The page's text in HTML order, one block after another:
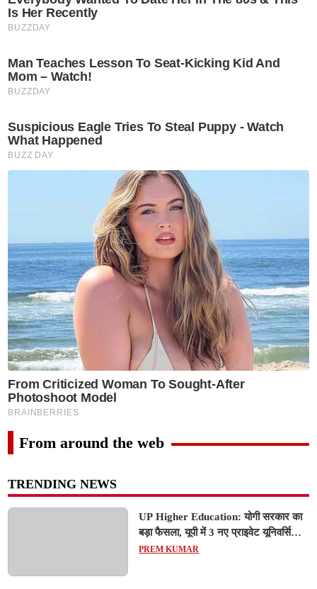
From around the web
TRENDING NEWS
UP Higher Education: योगी सरकार का
बड़ा फैसला, यूपी में 3 नए प्राइवेट यूनिवर्सिटीज
के संचालन को हरी झंडी; जानें डिटेल्स
PREM KUMAR